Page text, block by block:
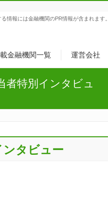
金融機関一覧 運営会社
情報には金融機関のPR情報が含まれます。
者特別インタビュ
タビュー